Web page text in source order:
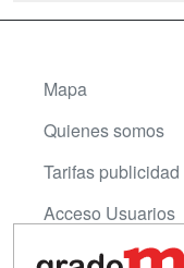
Mapa
Quienes somos
Tarifas publicidad
Acceso Usuarios
Acceso Centros